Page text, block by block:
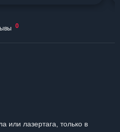
0
или лазертага, только в